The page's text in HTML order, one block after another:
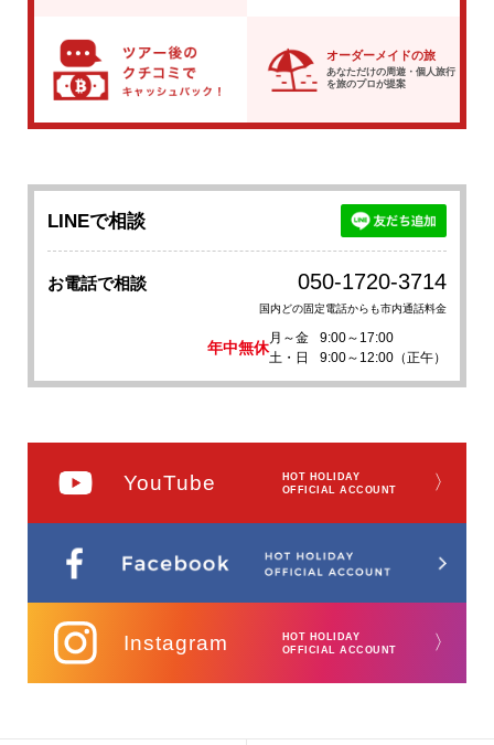
オーダーメイドの旅
あなただけの周遊・個人旅行
を旅のプロが提案
LINEで相談
お電話で相談 050-1720-3714
国内どの固定電話からも市内通話料金
年中無休
月～金
9:00～17:00
土・日
9:00～12:00（正午）
YouTube
HOT HOLIDAY
OFFICIAL ACCOUNT
〉
Instagram
HOT HOLIDAY
OFFICIAL ACCOUNT
〉